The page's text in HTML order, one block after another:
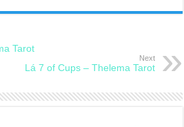
Tarot
Next
Lá 7 of Cups – Thelema Tarot